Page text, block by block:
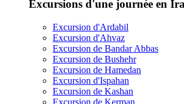
Excursions d'une journée en
Excursion d'Ardabil
Excursion d'Ahvaz
Excursion de Bandar Abbas
Excursion de Bushehr
Excursion de Hamedan
Excursion d'Ispahan
Excursion de Kashan
Excursion de Kerman